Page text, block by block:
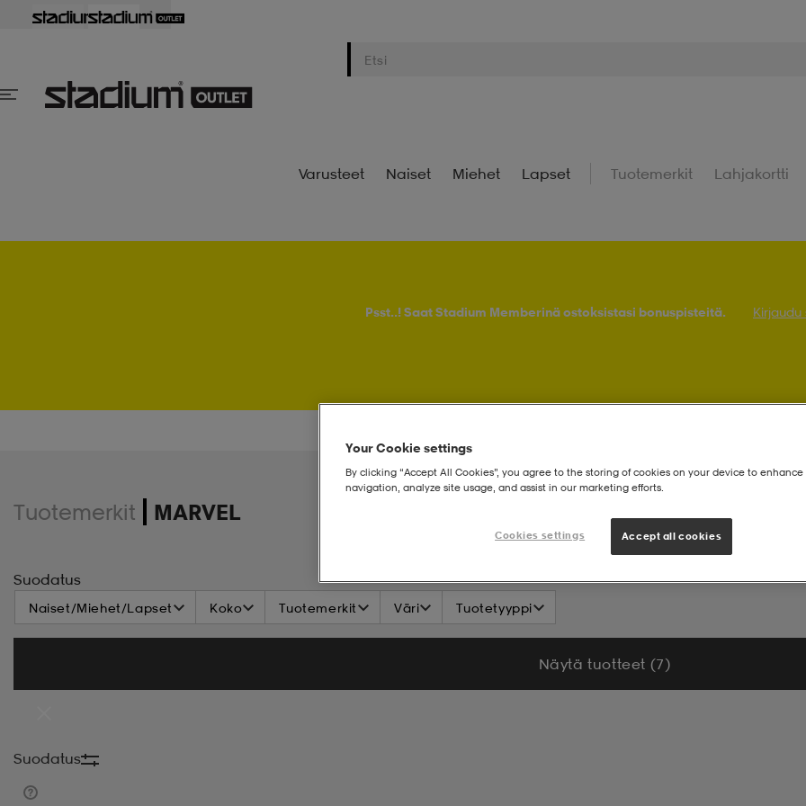
Varusteet Naiset Miehet Lapset Tuotemerkit Lahjakortti
Psst..! Saat Stadium Memberinä ostoksistasi bonuspisteitä. Kirjaudu
Tuotemerkit MARVEL
Suodatus
Naiset/Miehet/Lapset Koko Tuotemerkit Väri Tuotetyyppi
Näytä tuotteet (7)
Suodatus
Your Cookie settings
By clicking “Accept All Cookies”, you agree to the storing of cookies on your device to enhance
navigation, analyze site usage, and assist in our marketing efforts.
Cookies settings Accept all cookies